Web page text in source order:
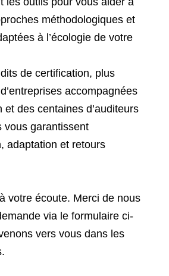
méthodologiques et
à l’écologie de votre
de certification, plus
accompagnées
et des centaines d’auditeurs
vous garantissent
adaptation et retours
votre écoute. Merci de nous
via le formulaire ci-
vers vous dans les